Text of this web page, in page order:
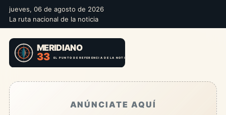
jueves, 06 de agosto de 2026
La ruta nacional de la noticia
ANÚNCIATE AQUÍ